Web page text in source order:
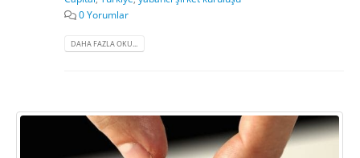
0 Yorumlar
DAHA FAZLA OKU...